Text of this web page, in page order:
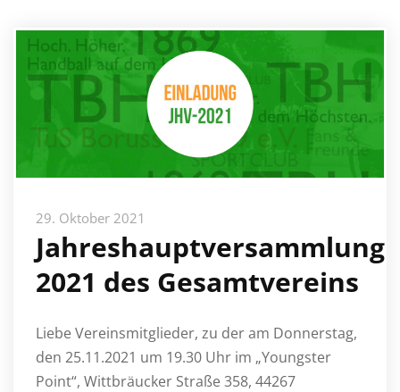
29. Oktober 2021
Jahreshauptversammlung
2021 des Gesamtvereins
Liebe Vereinsmitglieder, zu der am Donnerstag,
den 25.11.2021 um 19.30 Uhr im „Youngster
Point“, Wittbräucker Straße 358, 44267